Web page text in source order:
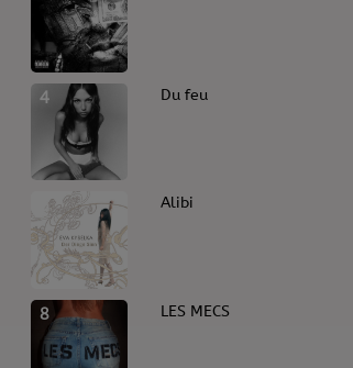
4 Du feu
6 Alibi
8 LES MECS